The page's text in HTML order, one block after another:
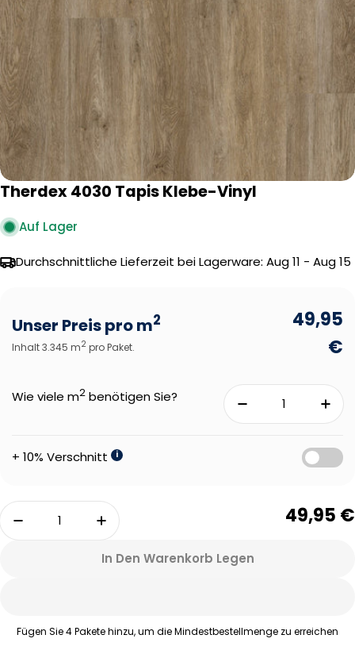
Sie das Medium 0 im Modalformat
Therdex 4030 Tapis Klebe-Vinyl
Auf Lager
Durchschnittliche Lieferzeit bei Lagerware: Aug 11 - Aug 15
Unser Preis pro m2
Inhalt 3.345 m2 pro Paket.
49,95
€
Wie viele m2 benötigen Sie?
+ 10% Verschnitt i
49,95 €
Menge
Menge Für Therdex 4030 Tapis Klebe-Vinyl
Menge Für Therdex 4030 Tapis
In Den Warenkorb Legen
Fügen Sie4Pakete hinzu, um die Mindestbestellmenge zu erreichen